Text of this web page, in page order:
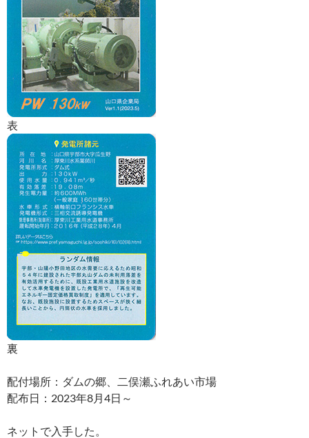
表
裏
配付場所：ダムの郷、二俣瀬ふれあい市場
配布日：2023年8月4日～
ネットで入手した。